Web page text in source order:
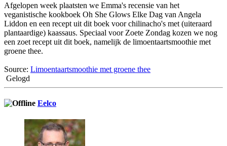
Afgelopen week plaatsten we Emma's recensie van het
veganistische kookboek Oh She Glows Elke Dag van Angela
Liddon en een recept uit dit boek voor chilinacho's met (uiteraard
plantaardige) kaassaus. Speciaal voor Zoete Zondag kozen we nog
een zoet recept uit dit boek, namelijk de limoentaartsmoothie met
groene thee.
Source: Limoentaartsmoothie met groene thee
Gelogd
Eelco